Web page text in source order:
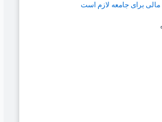
برای جامعه لازم است